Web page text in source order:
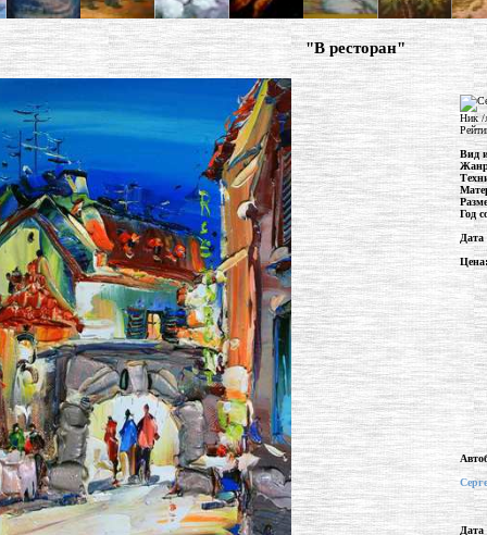
"В ресторан"
Ник /
Вид
Год
Дата